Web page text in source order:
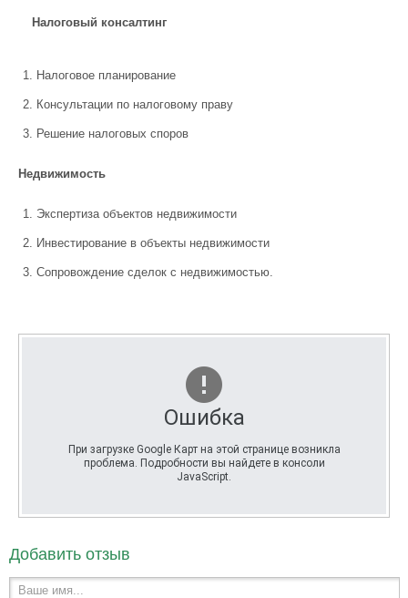
Налоговый консалтинг
Налоговое планирование
Консультации по налоговому праву
Решение налоговых споров
Недвижимость
Экспертиза объектов недвижимости
Инвестирование в объекты недвижимости
Cопровождение сделок с недвижимостью.
Ошибка
При загрузке Google Карт на этой странице возникла
проблема. Подробности вы найдете в консоли
JavaScript.
Добавить отзыв
Ваше имя...